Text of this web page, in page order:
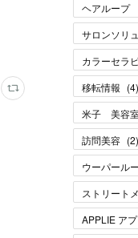
ヘアループ
サロンソリ
カラーセラ
移転情報 (4)
米子 美容
訪問美容 (2)
ウーパール
ストリート
APPLIE ア